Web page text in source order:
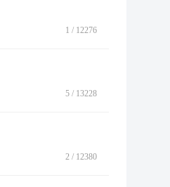
1 / 12276
5 / 13228
2 / 12380